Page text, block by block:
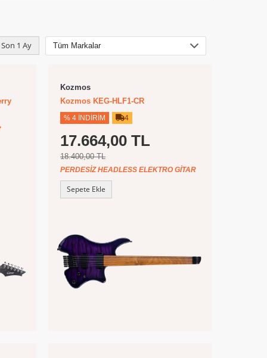
Son 1 Ay
Kozmos
Kozmos KEG-HLF1-CR
% 4 İNDIRIM 4
17.664,00 TL
18.400,00 TL
PERDESIZ HEADLESS ELEKTRO GITAR
Sepete Ekle